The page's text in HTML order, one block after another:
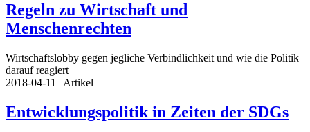
Regeln zu Wirtschaft und
Menschenrechten
Wirtschaftslobby gegen jegliche Verbindlichkeit und wie die Politik
darauf reagiert
2018-04-11 | Artikel
Entwicklungspolitik in Zeiten der SDGs